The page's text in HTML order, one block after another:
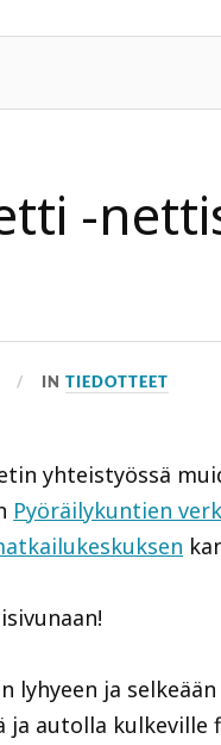
-
INTIEDOTTEET
yhteistyössä
Pyöräilykuntien
ja
ja autolla kulkeville